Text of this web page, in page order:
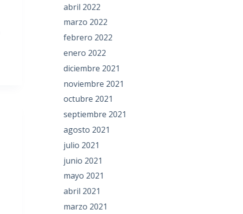
abril 2022
marzo 2022
febrero 2022
enero 2022
diciembre 2021
noviembre 2021
octubre 2021
septiembre 2021
agosto 2021
julio 2021
junio 2021
mayo 2021
abril 2021
marzo 2021